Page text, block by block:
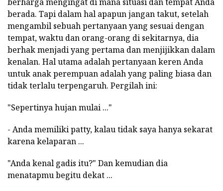
berada. Tapi dalam hal apapun jangan takut, setelah
mengambil sebuah pertanyaan yang sesuai dengan
tempat, waktu dan orang-orang di sekitarnya, dia
berhak menjadi yang pertama dan menjijikkan dalam
kenalan. Hal utama adalah pertanyaan keren Anda
untuk anak perempuan adalah yang paling biasa dan
tidak terlalu terpengaruh. Pergilah ini:
"Sepertinya hujan mulai ..."
- Anda memiliki patty, kalau tidak saya hanya sekarat
karena kelaparan ...
"Anda kenal gadis itu?" Dan kemudian dia
menatapmu begitu dekat ...